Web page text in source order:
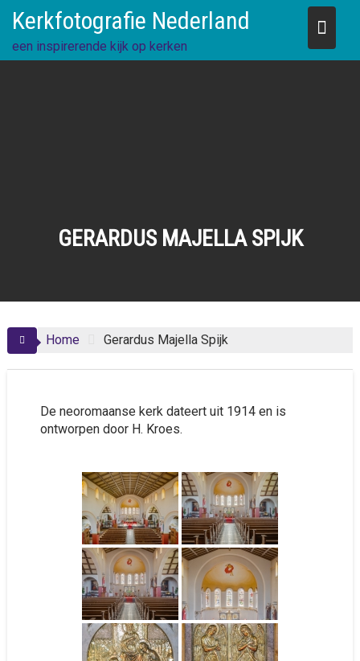
content
Kerkfotografie Nederland
een inspirerende kijk op kerken
GERARDUS MAJELLA SPIJK
Home Gerardus Majella Spijk
De neoromaanse kerk dateert uit 1914 en is
ontworpen door H. Kroes.